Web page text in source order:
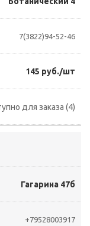
7(3822)94-52-46
145 руб./шт
для заказа (4)
Гагарина 47б
+79528003917